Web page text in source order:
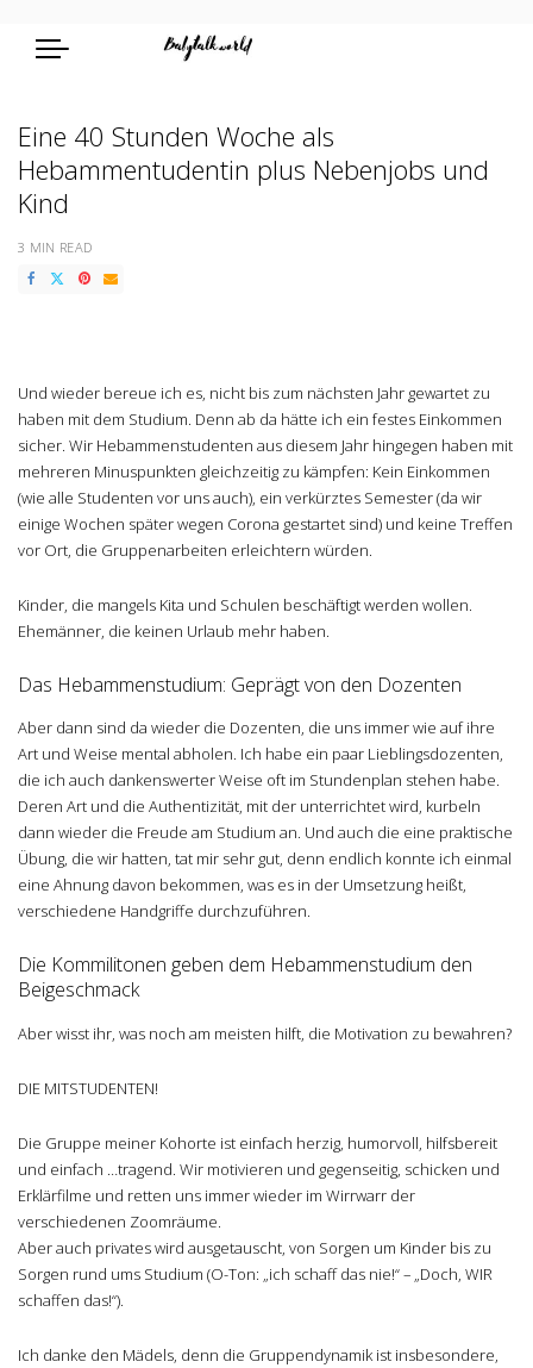
Eine 40 Stunden Woche als
Hebammentudentin plus Nebenjobs und
Kind
3 MIN READ
Und wieder bereue ich es, nicht bis zum nächsten Jahr gewartet zu
haben mit dem Studium. Denn ab da hätte ich ein festes Einkommen
sicher. Wir Hebammenstudenten aus diesem Jahr hingegen haben mit
mehreren Minuspunkten gleichzeitig zu kämpfen: Kein Einkommen
(wie alle Studenten vor uns auch), ein verkürztes Semester (da wir
einige Wochen später wegen Corona gestartet sind) und keine Treffen
vor Ort, die Gruppenarbeiten erleichtern würden.
Kinder, die mangels Kita und Schulen beschäftigt werden wollen.
Ehemänner, die keinen Urlaub mehr haben.
Das Hebammenstudium: Geprägt von den Dozenten
Aber dann sind da wieder die Dozenten, die uns immer wie auf ihre
Art und Weise mental abholen. Ich habe ein paar Lieblingsdozenten,
die ich auch dankenswerter Weise oft im Stundenplan stehen habe.
Deren Art und die Authentizität, mit der unterrichtet wird, kurbeln
dann wieder die Freude am Studium an. Und auch die eine praktische
Übung, die wir hatten, tat mir sehr gut, denn endlich konnte ich einmal
eine Ahnung davon bekommen, was es in der Umsetzung heißt,
verschiedene Handgriffe durchzuführen.
Die Kommilitonen geben dem Hebammenstudium den
Beigeschmack
Aber wisst ihr, was noch am meisten hilft, die Motivation zu bewahren?
DIE MITSTUDENTEN!
Die Gruppe meiner Kohorte ist einfach herzig, humorvoll, hilfsbereit
und einfach …tragend. Wir motivieren und gegenseitig, schicken und
Erklärfilme und retten uns immer wieder im Wirrwarr der
verschiedenen Zoomräume.
Aber auch privates wird ausgetauscht, von Sorgen um Kinder bis zu
Sorgen rund ums Studium (O-Ton: „ich schaff das nie!“ – „Doch, WIR
schaffen das!“).
Ich danke den Mädels, denn die Gruppendynamik ist insbesondere,